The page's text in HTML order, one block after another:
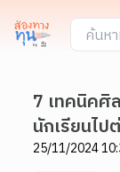
7 เทคนิคศิ
นักเรียนไป
25/11/2024